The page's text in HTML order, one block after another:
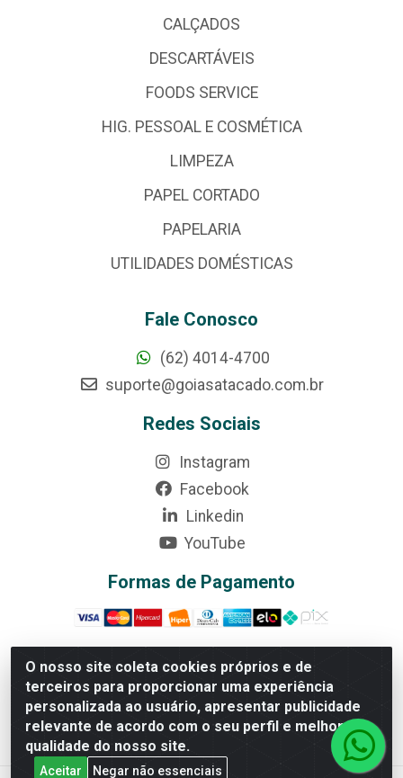
O nosso site coleta cookies próprios e de
terceiros para proporcionar uma experiência
personalizada ao usuário, apresentar publicidade
relevante de acordo com o seu perfil e melhorar a
qualidade do nosso site.
Aceitar Negar não essenciais
CALÇADOS
DESCARTÁVEIS
FOODS SERVICE
HIG. PESSOAL E COSMÉTICA
LIMPEZA
PAPEL CORTADO
PAPELARIA
UTILIDADES DOMÉSTICAS
Fale Conosco
(62) 4014-4700
suporte@goiasatacado.com.br
Redes Sociais
Instagram
Facebook
Linkedin
YouTube
Formas de Pagamento
Rede Brasil - Avenida Universitária, nº 3860, Jardim das
Américas II Etapa - Anápolis/GO - CEP 75070-415 -
CNPJ 07.728.073/0002-24